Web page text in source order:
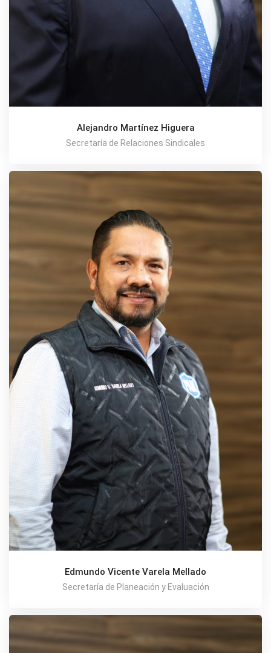
Alejandro Martínez Higuera
Secretaría de Relaciones Sindicales
Edmundo Vicente Varela Mellado
Secretaría de Planeación y Evaluación